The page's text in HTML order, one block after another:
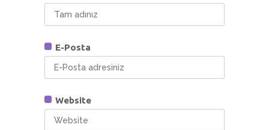
E-Posta
Website